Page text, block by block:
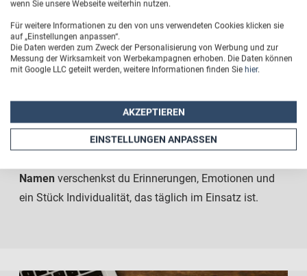
dein Handy ist ständig Gefahren ausgesetzt.
UnsereXiaomi Handyhüllenkombinieren robustes
Material mit einer erstklassigen Druckqualität, damit
dein Motiv auch nach Monaten noch so strahlt wie am
in das Material eindringen und so für Abriebfestigkeit
und brillante Farben sorgen. Auch als Geschenkidee ist
eine Xiaomi 14T Hülle mit eignem Design ideal. Mit
Namen verschenkst du Erinnerungen, Emotionen und
ein Stück Individualität, das täglich im Einsatz ist.
wenn Sie unsere Webseite weiterhin nutzen.
Für weitere Informationen zu den von uns verwendeten Cookies klicken sie
auf „Einstellungen anpassen“.
Die Daten werden zum Zweck der Personalisierung von Werbung und zur
Messung der Wirksamkeit von Werbekampagnen erhoben. Die Daten können
mit Google LLC geteilt werden, weitere Informationen finden Sie hier.
AKZEPTIEREN
EINSTELLUNGEN ANPASSEN